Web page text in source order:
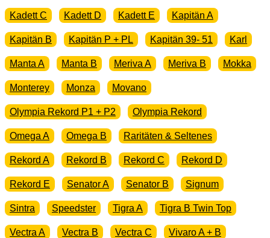
Kadett C Kadett D Kadett E Kapitän A
Kapitän B Kapitän P + PL Kapitän 39- 51 Karl
Manta A Manta B Meriva A Meriva B Mokka
Monterey Monza Movano
Olympia Rekord P1 + P2 Olympia Rekord
Omega A Omega B Raritäten & Seltenes
Rekord A Rekord B Rekord C Rekord D
Rekord E Senator A Senator B Signum
Sintra Speedster Tigra A Tigra B Twin Top
Vectra A Vectra B Vectra C Vivaro A + B